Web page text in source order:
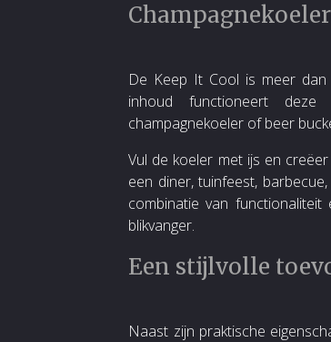
De Keep It Cool is meer dan
inhoud functioneert
champagnekoeler of beer
Vul de koeler met ijs en
een diner, tuinfeest,
combinatie van
blikvanger.
Een stijlvolle
Naast zijn praktische